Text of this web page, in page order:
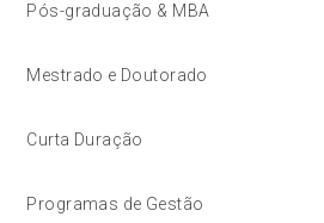
Pós-graduação & MBA
Mestrado e Doutorado
Curta Duração
Programas de Gestão